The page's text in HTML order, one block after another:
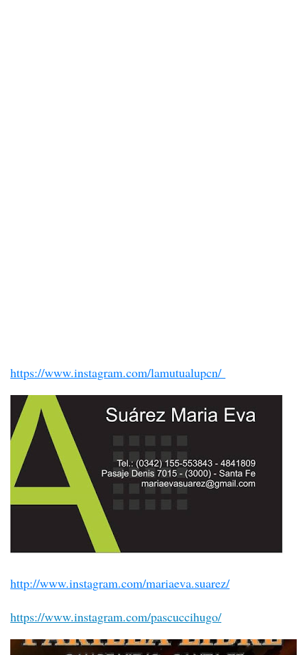
https://www.instagram.com/lamutualupcn/
http://www.instagram.com/mariaeva.suarez/
https://www.instagram.com/pascuccihugo/